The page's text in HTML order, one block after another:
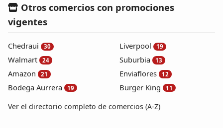
Otros comercios con promociones
vigentes
Chedraui 30
Walmart 24
Amazon 21
Bodega Aurrera 19
Liverpool 19
Suburbia 13
Enviaflores 12
Burger King 11
Ver el directorio completo de comercios (A-Z)